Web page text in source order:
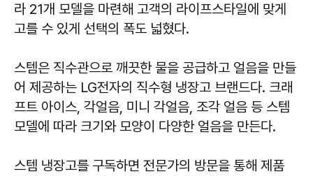
라 21개 모델을 마련해 고객의 라이프스타일에 맞게
고를 수 있게 선택의 폭도 넓혔다.
스템은 직수관으로 깨끗한 물을 공급하고 얼음을 만들
어 제공하는 LG전자의 직수형 냉장고 브랜드다. 크래
프트 아이스, 각얼음, 미니 각얼음, 조각 얼음 등 스템
모델에 따라 크기와 모양이 다양한 얼음을 만든다.
스템 냉장고를 구독하면 전문가의 방문을 통해 제품